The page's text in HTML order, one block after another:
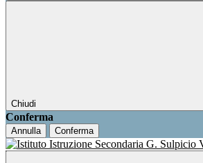
Chiudi
Conferma
Annulla Conferma